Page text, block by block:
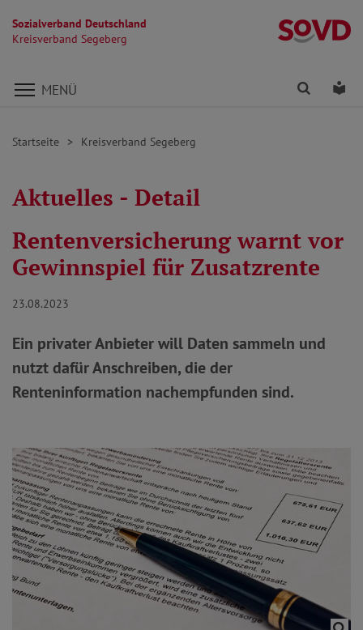
Sozialverband Deutschland
Kreisverband Segeberg
Direkt zu den Inhalten springen
MENÜ Finden
Startseite Kreisverband Segeberg
Aktuelles - Detail
Rentenversicherung warnt vor
Gewinnspiel für Zusatzrente
23.08.2023
Ein privater Anbieter will Daten sammeln und
nutzt dafür Anschreiben, die der
Renteninformation nachempfunden sind.